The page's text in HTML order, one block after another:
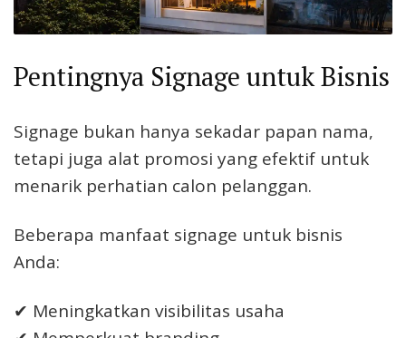
Pentingnya Signage untuk Bisnis
Signage bukan hanya sekadar papan nama,
tetapi juga alat promosi yang efektif untuk
menarik perhatian calon pelanggan.
Beberapa manfaat signage untuk bisnis
Anda:
✔ Meningkatkan visibilitas usaha